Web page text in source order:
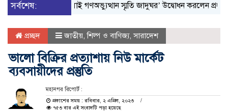
সর্বশেষ:‘জুলাই গণঅভ্যুত্থান স্মৃতি জাদুঘর’ উদ্বোধন করলেন প্রধানমন্ত্রী
প্রচ্ছদ জাতীয়,শিল্প ও বাণিজ্য,সারাদেশ
ভালো বিক্রির প্রত্যাশায় নিউ মার্কেট
ব্যবসায়ীদের প্রস্তুতি
মহানগর রিপোর্ট :
প্রকাশের সময় : রবিবার, ২ এপ্রিল, ২০২৩
৭৫৩ বার এই সংবাদটি পড়া হয়েছে